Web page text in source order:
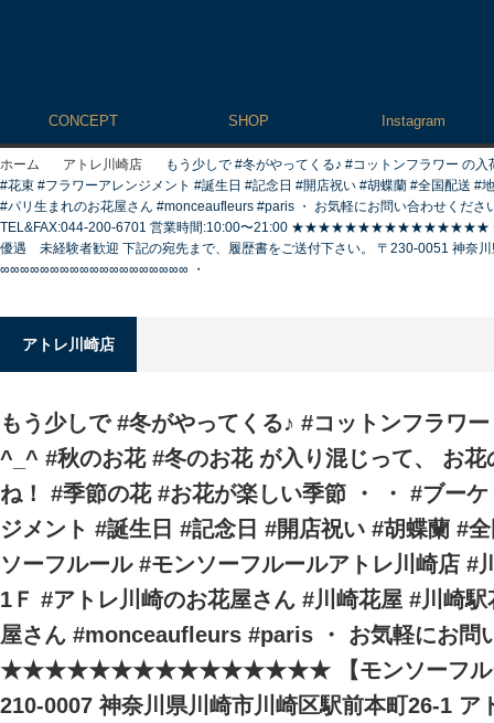
CONCEPT SHOP Instagram
ホーム アトレ川崎店
もう少しで #冬がやってくる♪ #コットンフラワー の
#花束 #フラワーアレンジメント #誕生日 #記念日 #開店祝い #胡蝶蘭 #全国配送
#パリ生まれのお花屋さん #monceaufleurs #paris ・ お気軽にお問い合わせ
TEL&FAX:044-200-6701 営業時間:10:00〜21:00 ★★★★★★★★★★★★★★★ モン
優遇 未経験者歓迎 下記の宛先まで、履歴書をご送付下さい。 〒230-0051 神奈
∞∞∞∞∞∞∞∞∞∞∞∞∞∞∞∞∞∞∞ ・
アトレ川崎店
もう少しで #冬がやってくる♪ #コットンフラワ
^_^ #秋のお花 #冬のお花 が入り混じって、 お
ね！ #季節の花 #お花が楽しい季節 ・ ・ #ブー
ジメント #誕生日 #記念日 #開店祝い #胡蝶蘭 #
ソーフルール #モンソーフルールアトレ川崎店 #
1Ｆ #アトレ川崎のお花屋さん #川崎花屋 #川崎
屋さん #monceaufleurs #paris ・ お気軽にお問
★★★★★★★★★★★★★★★ 【モンソーフルー
210-0007 神奈川県川崎市川崎区駅前本町26-1 ア